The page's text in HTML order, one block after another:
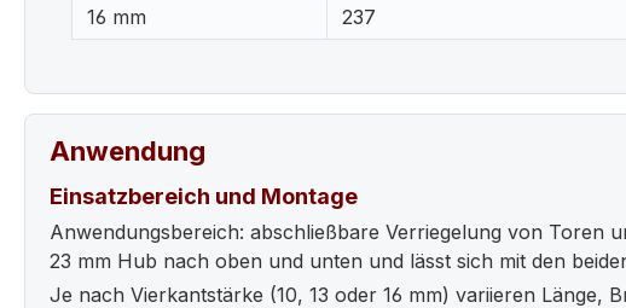
16 mm
237
Anwendung
Einsatzbereich und Montage
Anwendungsbereich: abschließbare Verriegelung von Toren
23 mm Hub nach oben und unten und lässt sich mit den
Je nach Vierkantstärke (10, 13 oder 16 mm) variieren